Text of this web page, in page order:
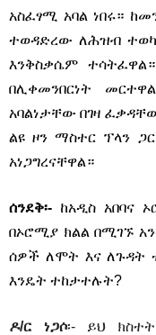
አስፈፃሚ አባል ነበሩ።
ተወዳድረው ለሕዝብ
እንቅስቃሴም
በሊቀመንበርነት
አባልነታቸው በገዛ
ልዩ ዞን ማስተር ፕላን
አነጋግረናቸዋል።
ሰንደቅ፡- ከአዲስ አበባና
በኦሮሚያ ክልል በሚገኙ
ሰዎች ለሞት እና ለጉዳት
እንዴት ተከታተሉት?
ዶ/ር ነጋሶ፡- ይህ